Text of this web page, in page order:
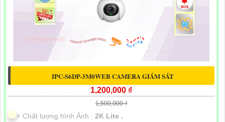
IPC-S6DP-3M0WEB CAMERA GIÁM SÁT
1,200,000 ₫
1,500,000 ₫
️⚡ Chất lượng hình Ảnh : 2K Lite .